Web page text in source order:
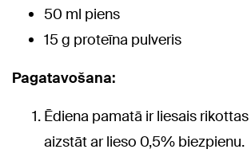
50 ml piens
15 g proteīna pulveris
Pagatavošana:
Ēdiena pamatā ir liesais rikottas
aizstāt ar lieso 0,5% biezpienu.